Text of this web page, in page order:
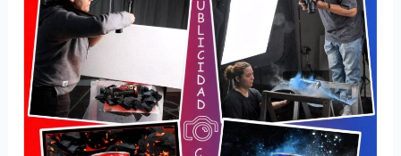
sigue
siendo
válido
estudiar
Fotografía
Profesional